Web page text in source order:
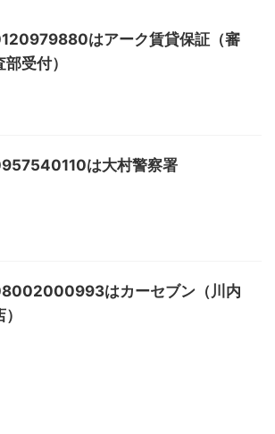
はアーク賃貸保証（審
部受付）
は大村警察署
はカーセブン（川内